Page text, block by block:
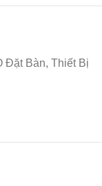
Đặt Bàn, Thiết Bị